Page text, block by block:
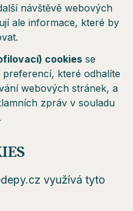
návštěvě webových
ale informace, které by
cookies se
které odhalíte
webových stránek, a
zpráv v souladu
využívá tyto